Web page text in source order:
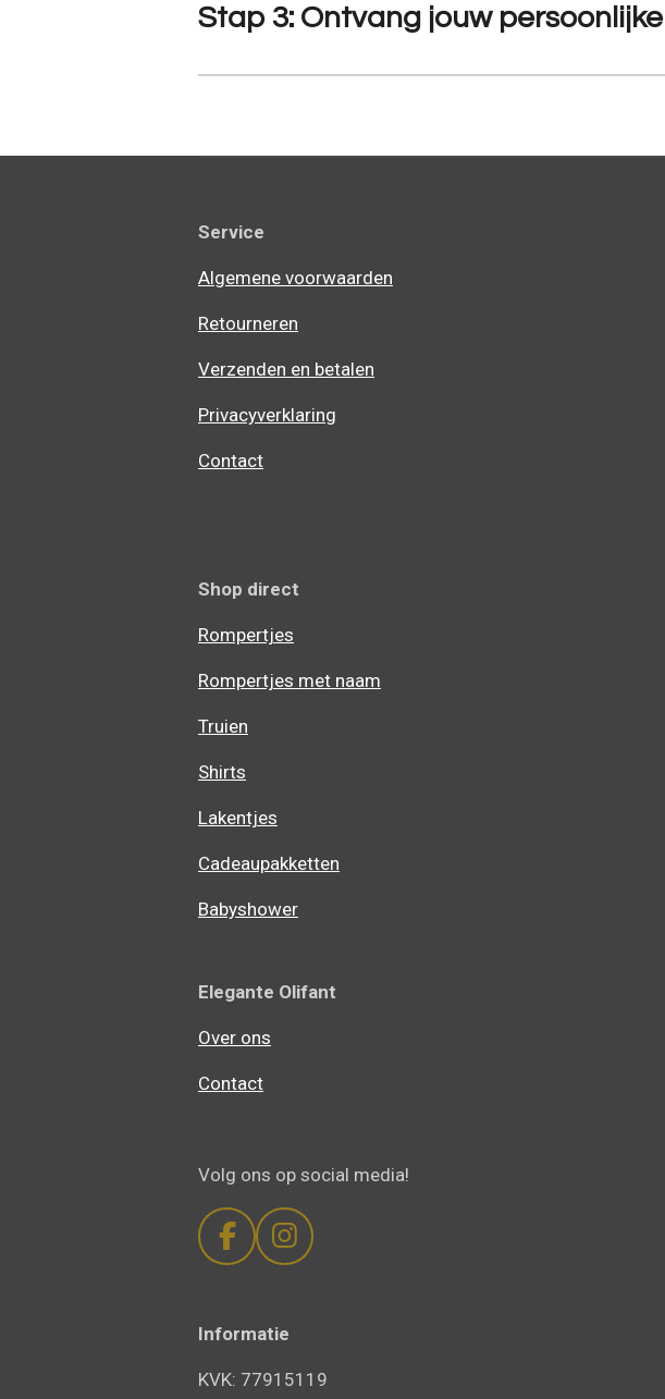
Stap 3: Ontvang jouw persoonlijke
Service
Algemene voorwaarden
Retourneren
Verzenden en betalen
Privacyverklaring
Contact
Shop direct
Rompertjes
Rompertjes met naam
Truien
Shirts
Lakentjes
Cadeaupakketten
Babyshower
Elegante Olifant
Over ons
Contact
Volg ons op social media!
F
e
o
I
t
g
Informatie
KVK: 77915119